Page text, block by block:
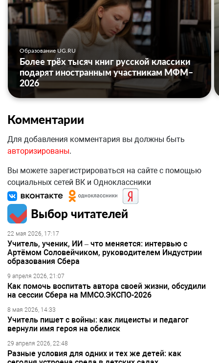
Образование UG.RU
Более трёх тысяч книг русской классики
подарят иностранным участникам МФМ–
2026
Комментарии
Для добавления комментария вы должны быть
авторизированы.
Вы можете зарегистрироваться на сайте с помощью
социальных сетей ВК и Одноклассники
Выбор читателей
22 мая 2026, 17:17
Учитель, ученик, ИИ – что меняется: интервью с
Артёмом Соловейчиком, руководителем Индустрии
образования Сбера
9 апреля 2026, 21:07
Как помочь воспитать автора своей жизни, обсудили
на сессии Сбера на ММСО.ЭКСПО-2026
8 мая 2026, 14:33
Учитель пишет с войны: как лицеисты и педагог
вернули имя героя на обелиск
29 апреля 2026, 22:48
Разные условия для одних и тех же детей: как